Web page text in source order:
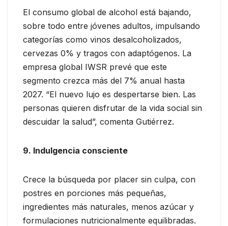
El consumo global de alcohol está bajando,
sobre todo entre jóvenes adultos, impulsando
categorías como vinos desalcoholizados,
cervezas 0% y tragos con adaptógenos. La
empresa global IWSR prevé que este
segmento crezca más del 7% anual hasta
2027. “El nuevo lujo es despertarse bien. Las
personas quieren disfrutar de la vida social sin
descuidar la salud”, comenta Gutiérrez.
9. Indulgencia consciente
Crece la búsqueda por placer sin culpa, con
postres en porciones más pequeñas,
ingredientes más naturales, menos azúcar y
formulaciones nutricionalmente equilibradas.